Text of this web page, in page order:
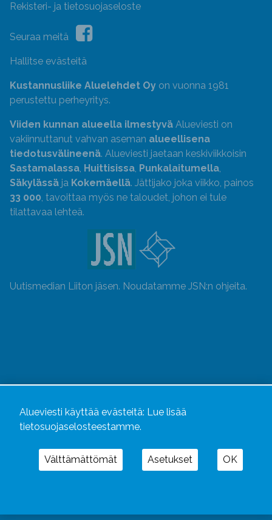
Rekisteri- ja tietosuojaseloste
Seuraa meitä
Hallitse evästeitä
Kustannusliike Aluelehdet Oy on vuonna 1981
perustettu perheyritys.
Viiden kunnan alueella ilmestyvä Alueviesti on
vakiinnuttanut vahvan aseman alueellisena
tiedotusvälineenä. Alueviesti jaetaan keskiviikkoisin
Sastamalassa, Huittisissa, Punkalaitumella,
Säkylässä ja Kokemäellä. Jättijako joka viikko, painos
33 000, tavoittaa myös ne taloudet, johon ei tule
tilattavaa lehteä.
Uutismedian Liiton jäsen. Noudatamme JSN:n ohjeita.
Alueviestijaalueviesti.fiovat osa Kustannusliike
Aluelehdet Oy – mediakonsernia, jonka tarjoaman
Alueviesti käyttää evästeitä: Lue lisää
tietosuojaselosteestamme.
Välttämättömät Asetukset OK